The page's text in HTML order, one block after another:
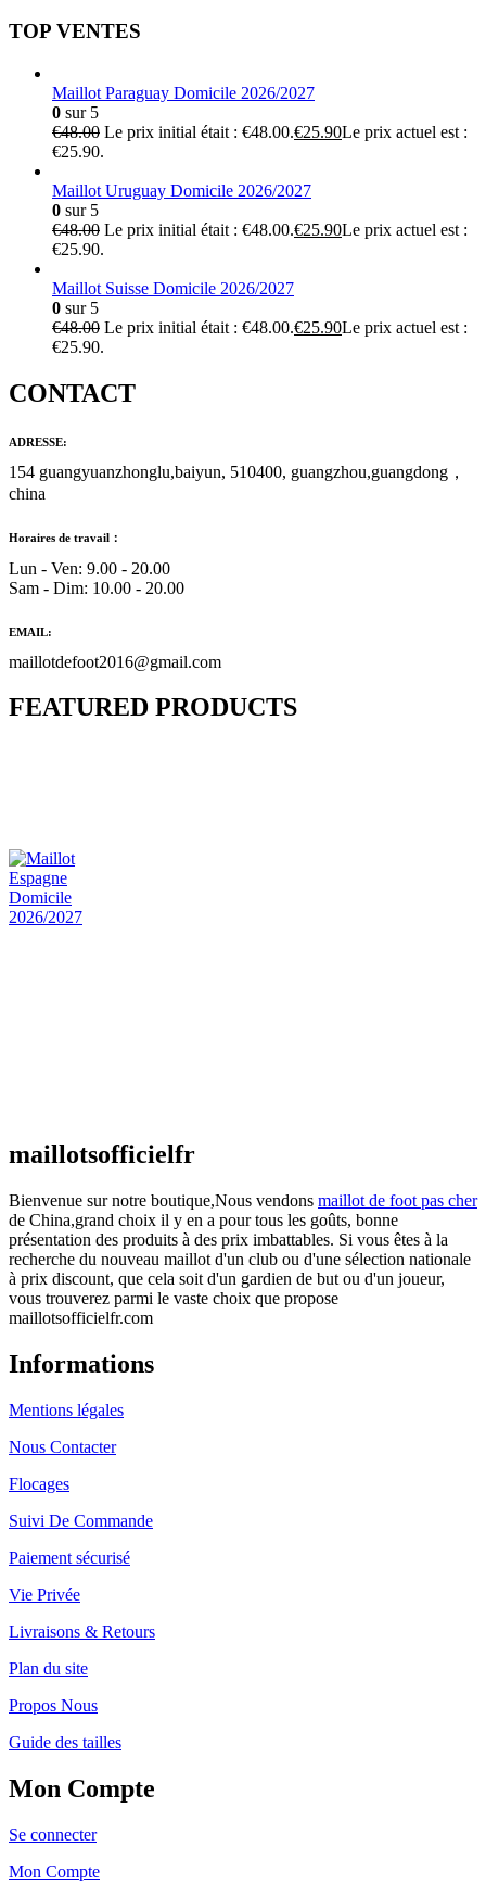
TOP VENTES
Maillot Paraguay Domicile 2026/2027
0 sur 5
€48.00 Le prix initial était : €48.00.€25.90Le prix actuel est :
€25.90.
Maillot Uruguay Domicile 2026/2027
0 sur 5
€48.00 Le prix initial était : €48.00.€25.90Le prix actuel est :
€25.90.
Maillot Suisse Domicile 2026/2027
0 sur 5
€48.00 Le prix initial était : €48.00.€25.90Le prix actuel est :
€25.90.
CONTACT
ADRESSE:
154 guangyuanzhonglu,baiyun, 510400, guangzhou,guangdong，
china
Horaires de travail：
Lun - Ven: 9.00 - 20.00
Sam - Dim: 10.00 - 20.00
EMAIL:
maillotdefoot2016@gmail.com
FEATURED PRODUCTS
maillotsofficielfr
Bienvenue sur notre boutique,Nous vendons maillot de foot pas cher
de China,grand choix il y en a pour tous les goûts, bonne
présentation des produits à des prix imbattables. Si vous êtes à la
recherche du nouveau maillot d'un club ou d'une sélection nationale
à prix discount, que cela soit d'un gardien de but ou d'un joueur,
vous trouverez parmi le vaste choix que propose
maillotsofficielfr.com
Informations
Mentions légales
Nous Contacter
Flocages
Suivi De Commande
Paiement sécurisé
Vie Privée
Livraisons & Retours
Plan du site
Propos Nous
Guide des tailles
Mon Compte
Se connecter
Mon Compte